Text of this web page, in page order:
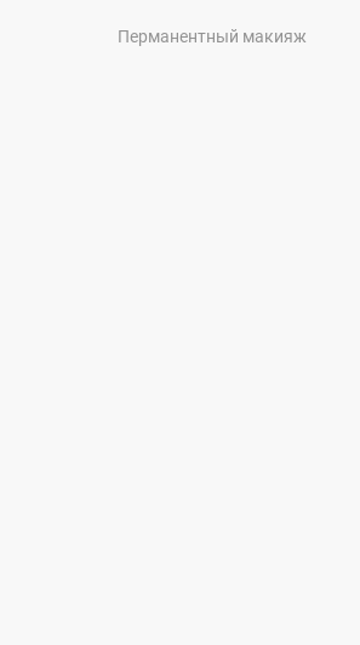
Перманентный макияж